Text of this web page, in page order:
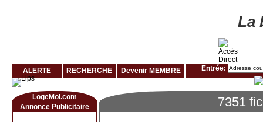
La
ALERTE RECHERCHE Devenir MEMBRE Entrée:
LogeMoi.com
Annonce Publicitaire
7351